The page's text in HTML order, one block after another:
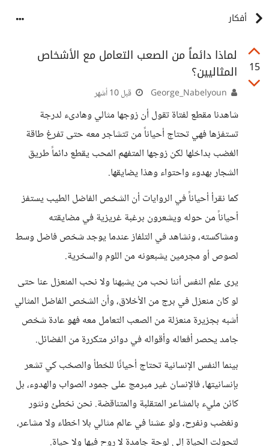
أفكار
15
لماذا دائماً من الصعب التعامل مع الأشخاص
المثاليين؟
قبل 10 أشهر
شاهدنا مقطع لفتاة تقول أن زوجها مثالي وهادىء لدرجة
تستفزها فهي تحتاج أحياناً من تتشاجر معه حتى تفرغ طاقة
الغضب بداخلها لكن زوجها المتفهم المحب يقطع دائماً طريق
الشجار بهدوء واحتواء وهذا يضايقها.
كما نقرأ أحياناً في الروايات أن الشخص الفاضل الطيب يستفز
أحياناً من حوله ويشعرون برغبة غريزية في مضايقته
ومشاكسته، ونشاهد في التلفاز عندما يوجد شخص فاضل وسط
لصوص أو مجرمين يشبعونه من اللوم والسخرية.
يرى علم النفس أننا نحب من يشبهنا ولا نحب المنعزل عنا حتى
لو كان منعزل في برج من الأخلاق، وأن الشخص الفاضل المثالي
أشبه بجزيرة منعزلة من الصعب التعامل معه فهو عادة شخص
جامد يحصر أفعاله وأقواله في دوائر متكررة من الفضائل.
بينما النفس الإنسانية تحتاج أحيانًا للخطأ والصخب كي تشعر
بإنسانيتها، فالإنسان غير مبرمج على جمود الصواب والهدوء، بل
كائن مليء بالمشاعر المتقلبة والمتناقضة. نحن نخطئ ونثور
ونغضب ونفرح، ولو عشنا في عالم مثالي بلا اخطاء ولا مشاعر،